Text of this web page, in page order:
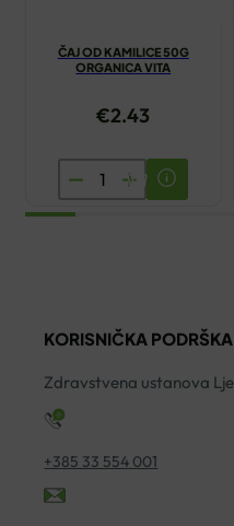
ČAJ OD KAMILICE 50G
ORGANICA VITA
€2.43
ČAJ
OD
količina
KORISNIČKA PODRŠKA
Zdravstvena ustanova
+385 33 554 001